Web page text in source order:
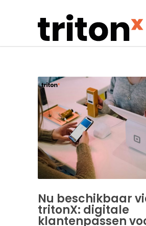
Nu beschikbaar
tritonX: digitale
klantenpassen